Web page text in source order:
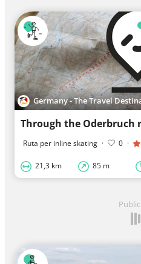
Germany - The Travel
Ruta per inline skating · 0 ·
21,3 km 85 m